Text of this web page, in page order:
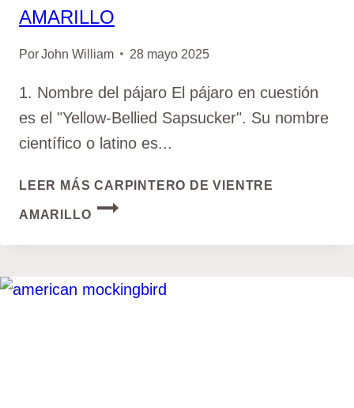
AMARILLO
PorJohn William 28 mayo 2025
1. Nombre del pájaro El pájaro en cuestión
es el "Yellow-Bellied Sapsucker". Su nombre
científico o latino es...
LEER MÁS CARPINTERO DE VIENTRE
AMARILLO